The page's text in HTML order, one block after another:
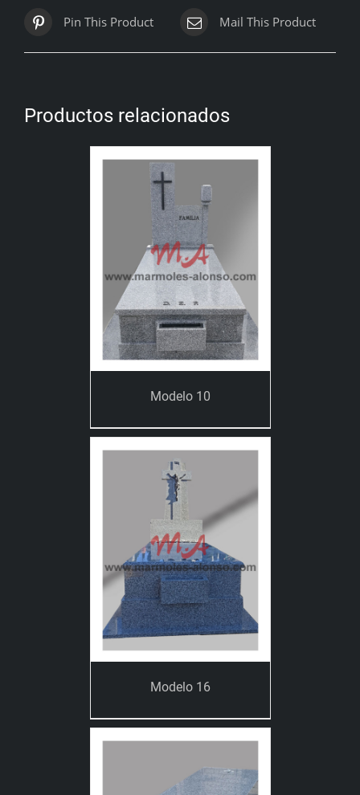
Pin This Product Mail This Product
Productos relacionados
Modelo 10
Modelo 16